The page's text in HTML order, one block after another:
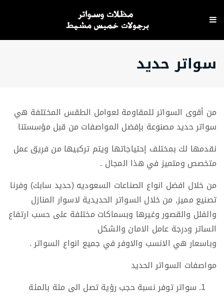
سواتر حديد
من أقوى السواتر للمقاومة لعوامل الطقس المختلفة هي
سواتر حديد مصنوعة بإفضل المواصفات من قبل مؤسستنا
نقدمها لك بمختلف إحتياجاتها ويتم تركبيها من فريق عمل
متخصص ومتميز في هذا المجال .
من خلال افضل انواع الصناعات السعوديه (حديد سابك) وفرنا
تصنيع مميز, من خلال السواتر الحديدية لاسوار المنازل
والفلل والقصور وغيرها وبسماكات مختلفة على حسب ارتفاع
الساتر ودرجة عامل الامان والشكل
وباسعار هي الانسب والاوفر في جميع انواع السواتر .
مواصفات السواتر الحديد
سواتر توفر نسبة حجب رؤية تصل الى مئة بالمئة